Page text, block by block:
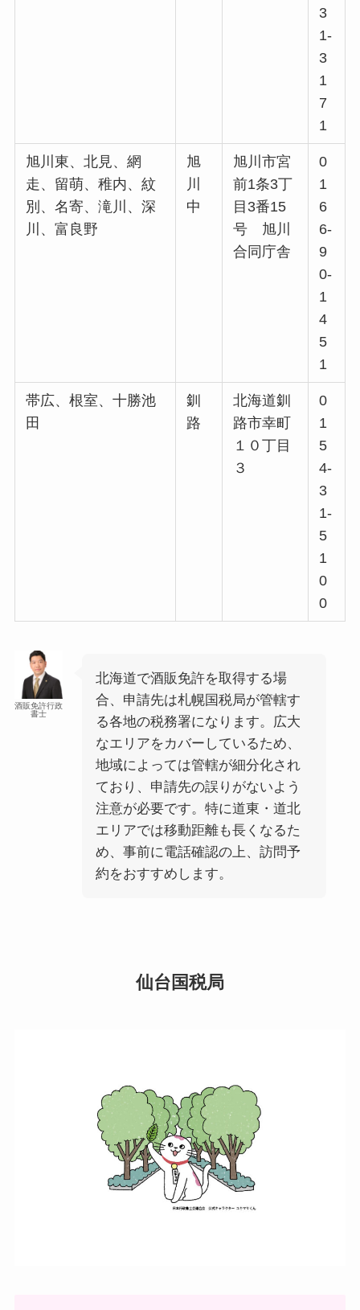
3
1-
3
1
7
1
旭川東、北見、網
走、留萌、稚内、紋
別、名寄、滝川、深
川、富良野
旭
川
中
旭川市宮
前1条3丁
目3番15
号 旭川
合同庁舎
0
1
6
6-
9
0-
1
4
5
1
帯広、根室、十勝池
田
釧
路
北海道釧
路市幸町
１０丁目
３
0
1
5
4-
3
1-
5
1
0
0
酒販免許行政
書士
北海道で酒販免許を取得する場
合、申請先は札幌国税局が管轄す
る各地の税務署になります。広大
なエリアをカバーしているため、
地域によっては管轄が細分化され
ており、申請先の誤りがないよう
注意が必要です。特に道東・道北
エリアでは移動距離も長くなるた
め、事前に電話確認の上、訪問予
約をおすすめします。
仙台国税局